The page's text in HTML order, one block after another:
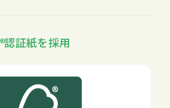
認証紙を採用